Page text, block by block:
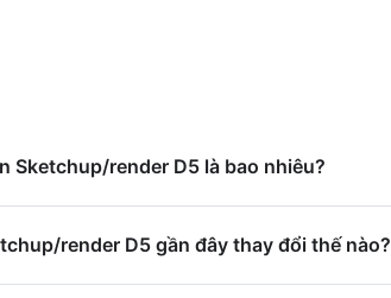
render D5 là bao nhiêu?
render D5 gần đây thay đổi thế nào?